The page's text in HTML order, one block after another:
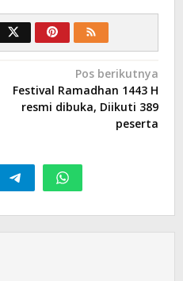
Pos berikutnya
Festival Ramadhan 1443 H
resmi dibuka, Diikuti 389
peserta